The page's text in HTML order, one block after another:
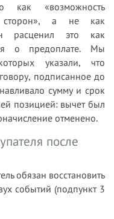
как «возможность
сторон», а не как
расценил это как
о предоплате. Мы
указали, что
подписанное до
сумму и срок
позицией: вычет был
отменено.
после
обязан восстановить
событий (подпункт 3